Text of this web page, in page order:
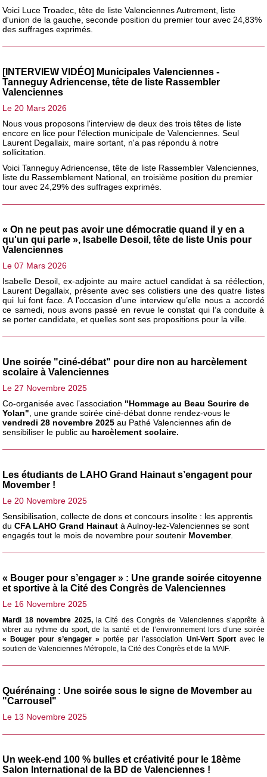
Voici Luce Troadec, tête de liste Valenciennes Autrement, liste
d'union de la gauche, seconde position du premier tour avec 24,83%
des suffrages exprimés.
[INTERVIEW VIDÉO] Municipales Valenciennes -
Tanneguy Adriencense, tête de liste Rassembler
Valenciennes
Le 20 Mars 2026
Nous vous proposons l'interview de deux des trois têtes de liste
encore en lice pour l'élection municipale de Valenciennes. Seul
Laurent Degallaix, maire sortant, n'a pas répondu à notre
sollicitation.
Voici Tanneguy Adriencense, tête de liste Rassembler Valenciennes,
liste du Rassemblement National, en troisième position du premier
tour avec 24,29% des suffrages exprimés.
« On ne peut pas avoir une démocratie quand il y en a
qu'un qui parle », Isabelle Desoil, tête de liste Unis pour
Valenciennes
Le 07 Mars 2026
Isabelle Desoil, ex-adjointe au maire actuel candidat à sa réélection,
Laurent Degallaix, présente avec ses colistiers une des quatre listes
qui lui font face. A l’occasion d’une interview qu’elle nous a accordé
ce samedi, nous avons passé en revue le constat qui l’a conduite à
se porter candidate, et quelles sont ses propositions pour la ville.
Une soirée "ciné-débat" pour dire non au harcèlement
scolaire à Valenciennes
Le 27 Novembre 2025
Co-organisée avec l’association "Hommage au Beau Sourire de
Yolan" , une grande soirée ciné-débat donne rendez-vous le
vendredi 28 novembre 2025 au Pathé Valenciennes afin de
sensibiliser le public au harcèlement scolaire.
Les étudiants de LAHO Grand Hainaut s’engagent pour
Movember !
Le 20 Novembre 2025
Sensibilisation, collecte de dons et concours insolite : les apprentis
duCFA LAHO Grand Hainaut à Aulnoy-lez-Valenciennes se sont
engagés tout le mois de novembre pour soutenir Movember.
« Bouger pour s’engager » : Une grande soirée citoyenne
et sportive à la Cité des Congrès de Valenciennes
Le 16 Novembre 2025
Mardi 18 novembre 2025, la Cité des Congrès de Valenciennes s’apprête à
vibrer au rythme du sport, de la santé et de l’environnement lors d’une soirée
« Bouger pour s’engager » portée par l’association Uni-Vert Sportavec le
soutien de Valenciennes Métropole, la Cité des Congrès et de la MAIF.
Quérénaing : Une soirée sous le signe de Movember au
"Carrousel"
Le 13 Novembre 2025
Un week-end 100 % bulles et créativité pour le 18ème
Salon International de la BD de Valenciennes !